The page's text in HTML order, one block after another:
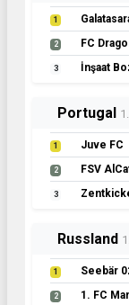
1
2 FC
3 İnşaat
Portugal
1 Juve FC
2 FSV
3
Russland
1 Seebär
2 1. FC